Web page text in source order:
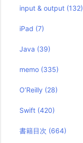
input & output (132)
iPad (7)
Java (39)
memo (335)
O’Reilly (28)
Swift (420)
書籍目次 (664)